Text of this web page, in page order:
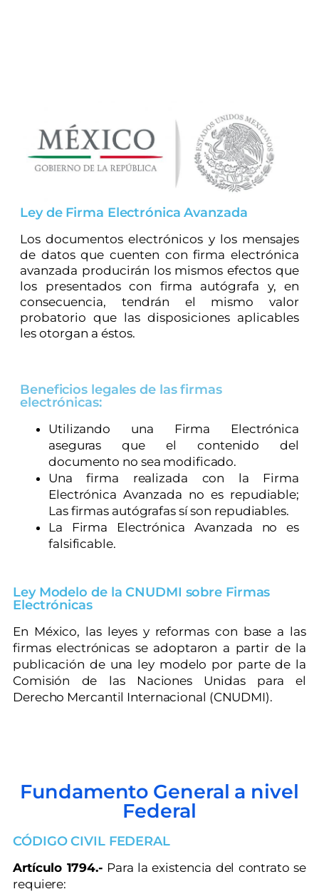
Ley de Firma Electrónica Avanzada
Los documentos electrónicos y los mensajes
de datos que cuenten con firma electrónica
avanzada producirán los mismos efectos que
los presentados con firma autógrafa y, en
consecuencia, tendrán el mismo valor
probatorio que las disposiciones aplicables
les otorgan a éstos.
Beneficios legales de las firmas
electrónicas:
Utilizando una Firma Electrónica
aseguras que el contenido del
documento no sea modificado.
Una firma realizada con la Firma
Electrónica Avanzada no es repudiable;
Las firmas autógrafas sí son repudiables.
La Firma Electrónica Avanzada no es
falsificable.
Ley Modelo de la CNUDMI sobre Firmas
Electrónicas
En México, las leyes y reformas con base a las
firmas electrónicas se adoptaron a partir de la
publicación de una ley modelo por parte de la
Comisión de las Naciones Unidas para el
Derecho Mercantil Internacional (CNUDMI).
Fundamento General a nivel
Federal
CÓDIGO CIVIL FEDERAL
Artículo 1794.- Para la existencia del contrato se
requiere: